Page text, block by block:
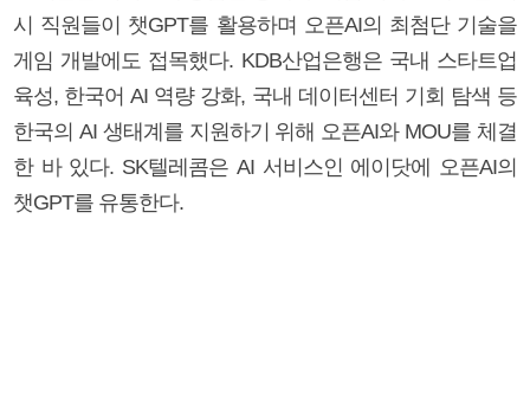
시 직원들이 챗GPT를 활용하며 오픈AI의 최첨단 기술을
게임 개발에도 접목했다. KDB산업은행은 국내 스타트업
육성, 한국어 AI 역량 강화, 국내 데이터센터 기회 탐색 등
한국의 AI 생태계를 지원하기 위해 오픈AI와 MOU를 체결
한 바 있다. SK텔레콤은 AI 서비스인 에이닷에 오픈AI의
챗GPT를 유통한다.